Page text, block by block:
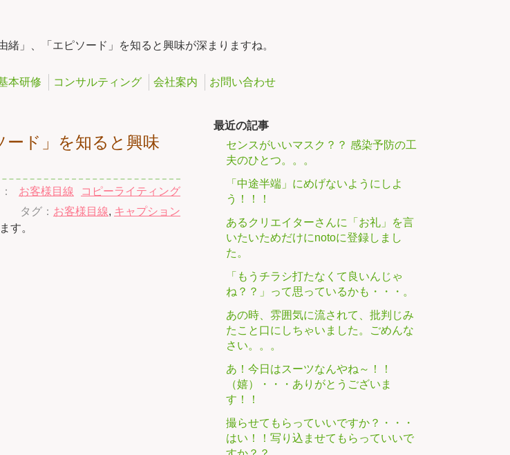
緒」、「エピソード」を知ると興味が深まりますね。
本研修 コンサルティング 会社案内 お問い合わせ
ード」を知ると興味
お客様目線
コピーライティング
タグ： お客様目線, キャプション
す。
最近の記事
センスがいいマスク？？ 感染予防の工
夫のひとつ。。。
「中途半端」にめげないようにしよ
う！！！
あるクリエイターさんに「お礼」を言
いたいためだけにnotoに登録しまし
た。
「もうチラシ打たなくて良いんじゃ
ね？？」って思っているかも・・・。
あの時、雰囲気に流されて、批判じみ
たこと口にしちゃいました。ごめんな
さい。。。
あ！今日はスーツなんやね～！！
（嬉）・・・ありがとうございま
す！！
撮らせてもらっていいですか？・・・
はい！！写り込ませてもらっていいで